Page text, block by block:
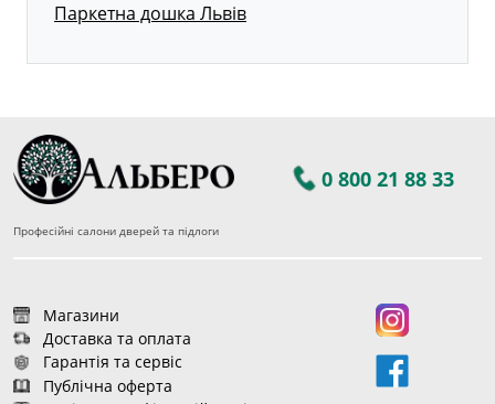
Паркетна дошка Львів
0 800 21 88 33
Професійні салони дверей та підлоги
Магазини
Доставка та оплата
Гарантія та сервіс
Публічна оферта